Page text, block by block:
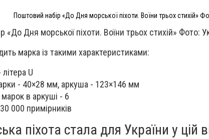
Поштовий набір «До Дня морської піхоти. Воїни трьох стихій»
«До Дня морської піхоти. Воїни трьох стихій» Фото:
марка із такими характеристиками:
U
- 40×28 мм, аркуша - 123×146 мм
марок в аркуші - 6
000 примірників
піхота стала для України у цій